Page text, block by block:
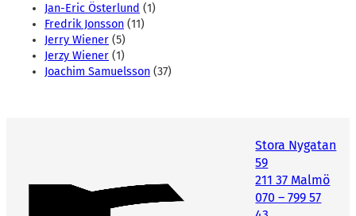
Jan-Eric Österlund (1)
Fredrik Jonsson (11)
Jerry Wiener (5)
Jerzy Wiener (1)
Joachim Samuelsson (37)
Stora Nygatan
59
211 37 Malmö
070 – 799 57